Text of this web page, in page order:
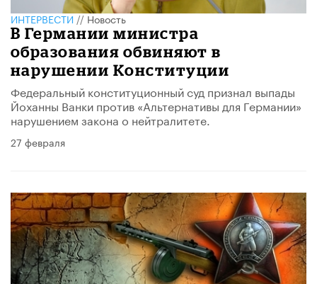
ИНТЕРВЕСТИ//Новость
В Германии министра
образования обвиняют в
нарушении Конституции
Федеральный конституционный суд признал выпады
Йоханны Ванки против «Альтернативы для Германии»
нарушением закона о нейтралитете.
27 февраля